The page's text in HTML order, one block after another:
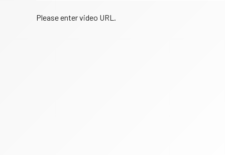
Please enter video URL.